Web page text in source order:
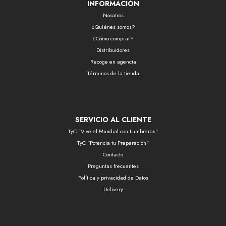
INFORMACIÓN
Nosotros
¿Quiénes somos?
¿Cómo comprar?
Distribuidores
Recoge en agencia
Términos de la tienda
SERVICIO AL CLIENTE
TyC "Vive el Mundial con Lumbreras"
TyC "Potencia tu Preparación"
Contacto
Preguntas frecuentes
Política y privacidad de Datos
Delivery